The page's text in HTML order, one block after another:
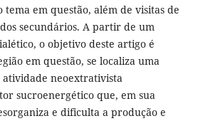
em questão, além de visitas de
secundários. A partir de um
o objetivo deste artigo é
em questão, se localiza uma
neoextrativista
sucroenergético que, em sua
e dificulta a produção e